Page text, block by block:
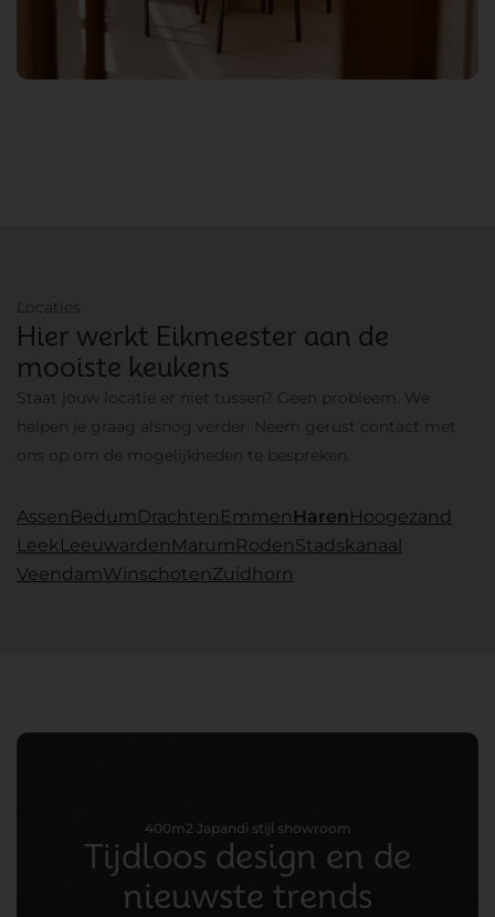
Locaties
Hier werkt Eikmeester aan de
mooiste keukens
Staat jouw locatie er niet tussen? Geen probleem. We
helpen je graag alsnog verder. Neem gerust contact met
ons op om de mogelijkheden te bespreken.
Assen Bedum Drachten Emmen HarenHoogezand
LeekLeeuwarden Marum RodenStadskanaal
VeendamWinschotenZuidhorn
400m2 Japandi stijl showroom
Tijdloos design en de
nieuwste trends